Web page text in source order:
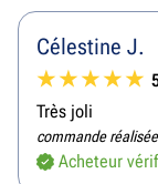
Célestine J.
Très joli
commande
Acheteur